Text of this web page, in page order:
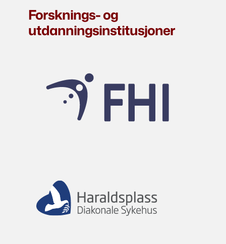
Forsknings- og
utdanningsinstitusjoner